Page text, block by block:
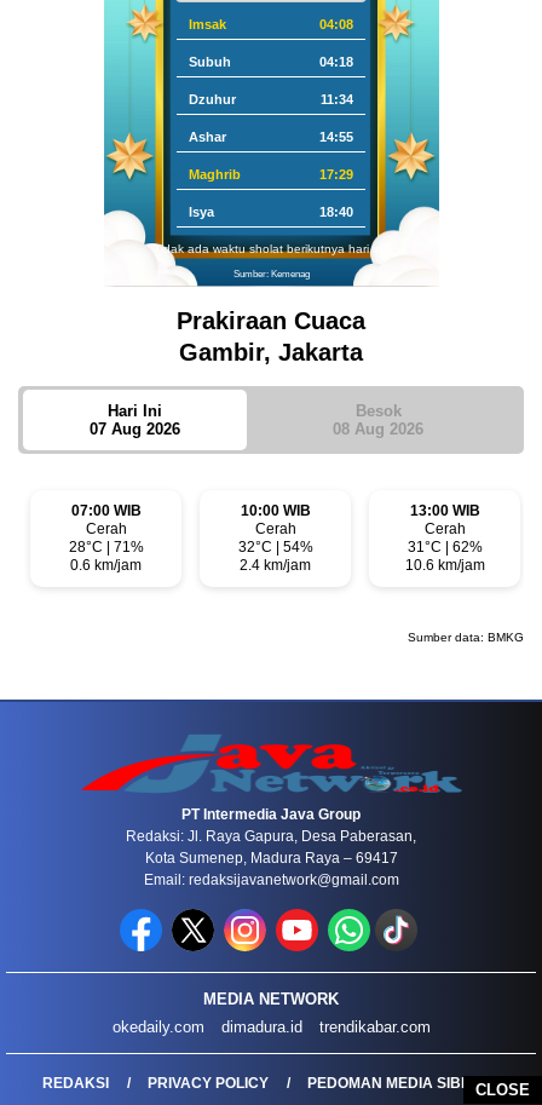
CLOSE
Imsak 04:08
Subuh 04:18
Dzuhur 11:34
Ashar 14:55
Maghrib 17:29
Isya 18:40
Tidak ada waktu sholat berikutnya hari ini.
Sumber: Kemenag
Prakiraan Cuaca
Gambir, Jakarta
Hari Ini
07 Aug 2026
Besok
08 Aug 2026
07:00 WIB
Cerah
28°C | 71%
0.6 km/jam
10:00 WIB
Cerah
32°C | 54%
2.4 km/jam
13:00 WIB
Cerah
31°C | 62%
10.6 km/jam
Sumber data: BMKG
PT Intermedia Java Group
Redaksi: Jl. Raya Gapura, Desa Paberasan,
Kota Sumenep, Madura Raya – 69417
Email: redaksijavanetwork@gmail.com
MEDIA NETWORK
okedaily.com
dimadura.id trendikabar.com
REDAKSI PRIVACY POLICY PEDOMAN MEDIA SIBER